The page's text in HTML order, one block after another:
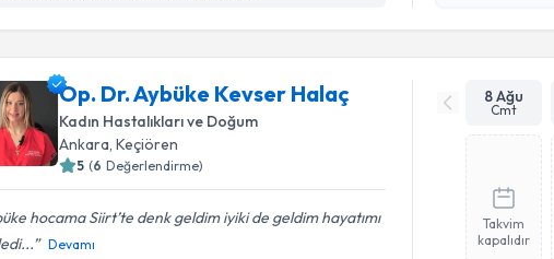
Op. Dr. Aybüke Kevser Halaç
Kadın Hastalıkları ve Doğum
Ankara , Keçiören
5 (6 Değerlendirme)
hocama Siirt’te denk geldim iyiki de geldim hayatımı
Devamı
8 Ağu
Cmt
Takvim
kapalıdır